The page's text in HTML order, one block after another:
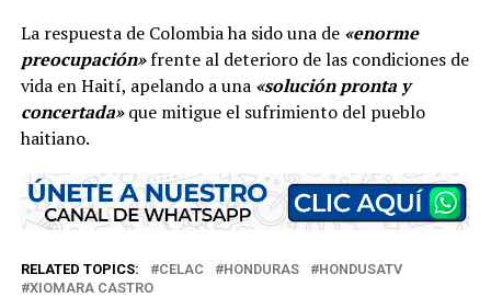
La respuesta de Colombia ha sido una de «enorme
preocupación»frente al deterioro de las condiciones de
vida en Haití, apelando a una «solución pronta y
concertada»que mitigue el sufrimiento del pueblo
haitiano.
RELATED TOPICS: CELAC HONDURAS
HONDUSATV
XIOMARA CASTRO